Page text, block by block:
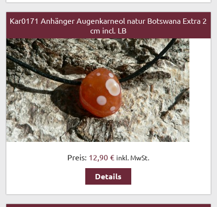
Kar0171 Anhänger Augenkarneol natur Botswana Extra 2
cm incl. LB
Preis: 12,90 € inkl. MwSt.
Details